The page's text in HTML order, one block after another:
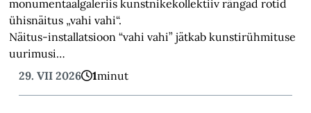
monumentaalgaleriis kunstnikekollektiiv rängad rotid
ühisnäitus „vahi vahi“.
Näitus-installatsioon “vahi vahi” jätkab kunstirühmituse
uurimusi…
29. VII 2026
1minut